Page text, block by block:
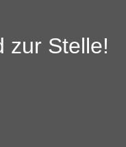
zur Stelle!